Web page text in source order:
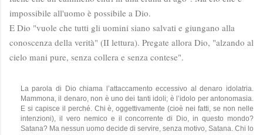
impossibile all'uomo è possibile a Dio.
E Dio "vuole che tutti gli uomini siano salvati e giungano alla
conoscenza della verità" (II lettura). Pregate allora Dio, "alzando al
cielo mani pure, senza collera e senza contese".
La parola di Dio chiama l’attaccamento eccessivo al denaro idolatria.
Mammona, il denaro, non è uno dei tanti idoli; è l’idolo per antonomasia.
E si capisce il perché. Chi è, oggettivamente (cioè nei fatti, se non nelle
intenzioni), il vero nemico e il concorrente di Dio, in questo mondo?
Satana? Ma nessun uomo decide di servire, senza motivo, Satana. Chi lo